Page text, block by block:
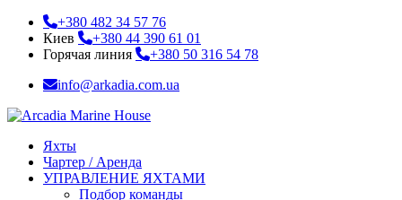
+380 482 34 57 76
Киев
+380 44 390 61 01
Горячая линия
+380 50 316 54 78
info@arkadia.com.ua
Яхты
Чартер / Аренда
УПРАВЛЕНИЕ ЯХТАМИ
Подбор команды